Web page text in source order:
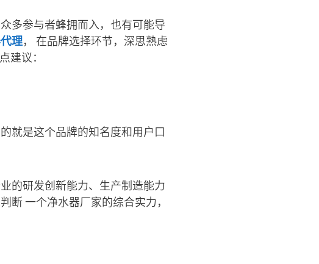
多参与者蜂拥而入，也有可能导
理， 在品牌选择环节，深思熟虑
建议：
就是这个品牌的知名度和用户口
的研发创新能力、生产制造能力
断 一个净水器厂家的综合实力，